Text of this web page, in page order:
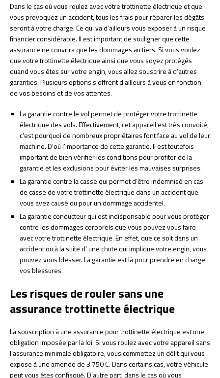
Dans le cas où vous roulez avec votre trottinette électrique et que
vous provoquez un accident, tous les frais pour réparer les dégâts
seront à votre charge. Ce qui va d’ailleurs vous exposer à un risque
financier considérable. Il est important de souligner que cette
assurance ne couvrira que les dommages au tiers. Si vous voulez
que votre trottinette électrique ainsi que vous soyez protégés
quand vous êtes sur votre engin, vous allez souscrire à d’autres
garanties. Plusieurs options s’offrent d’ailleurs à vous en fonction
de vos besoins et de vos attentes.
La garantie contre le vol permet de protéger votre trottinette
électrique des vols. Effectivement, cet appareil est très convoité,
c’est pourquoi de nombreux propriétaires font face au vol de leur
machine. D’où l’importance de cette garantie. Il est toutefois
important de bien vérifier les conditions pour profiter de la
garantie et les exclusions pour éviter les mauvaises surprises.
La garantie contre la casse qui permet d’être indemnisé en cas
de casse de votre trottinette électrique dans un accident que
vous avez causé ou pour un dommage accidentel.
La garantie conducteur qui est indispensable pour vous protéger
contre les dommages corporels que vous pouvez vous faire
avec votre trottinette électrique. En effet, que ce soit dans un
accident ou à la suite d’ une chute qui implique votre engin, vous
pouvez vous blesser. La garantie est là pour prendre en charge
vos blessures.
Les risques de rouler sans une
assurance trottinette électrique
La souscription à une assurance pour trottinette électrique est une
obligation imposée par la loi. Si vous roulez avec votre appareil sans
l’assurance minimale obligatoire, vous commettez un délit qui vous
expose à une amende de 3 750 €. Dans certains cas, votre véhicule
peut vous êtes confisqué. D’autre part, dans le cas où vous